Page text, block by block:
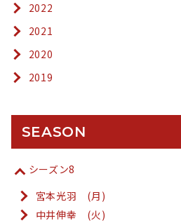
2022
2021
2020
2019
SEASON
シーズン8
宮本光羽 (月)
中井伸幸 (火)